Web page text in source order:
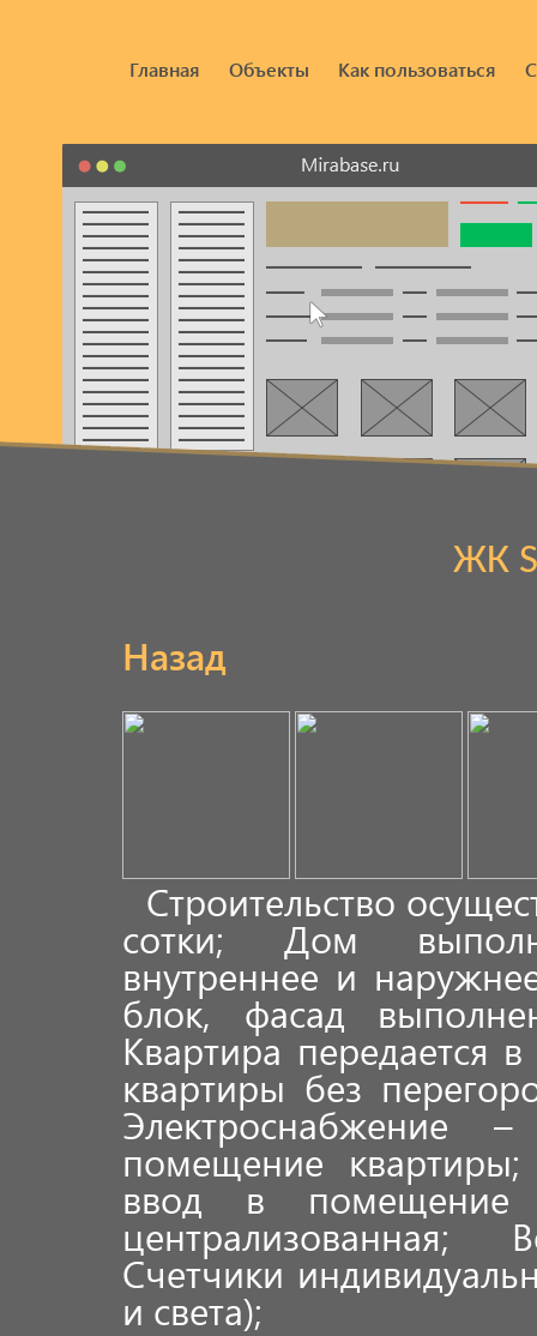
Главная Объекты Как пользоваться
ЖК
Назад
Строительство
сотки; Дом
внутреннее и
блок, фасад
Квартира передается
квартиры без
Электроснабжение
помещение
ввод в помещение
централизованная;
Счетчики
и света);